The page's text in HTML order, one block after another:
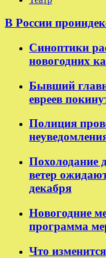
В России
Синоптики
новогодних
Бывший
евреев
Полиция
Похолодание
ветер
декабря
Новогодние
программа
Что